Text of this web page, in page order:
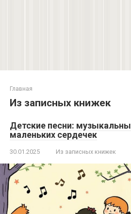
Главная
Из записных книжек
Детские песни:
маленьких сердечек
30.01.2025 Из записных книжек